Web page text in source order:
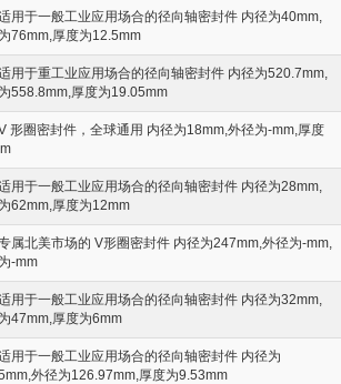
用于一般工业应用场合的径向轴密封件 内径为40mm,
76mm,厚度为12.5mm
用于重工业应用场合的径向轴密封件 内径为520.7mm,
558.8mm,厚度为19.05mm
形圈密封件，全球通用 内径为18mm,外径为-mm,厚度
用于一般工业应用场合的径向轴密封件 内径为28mm,
62mm,厚度为12mm
属北美市场的 V形圈密封件 内径为247mm,外径为-mm,
-mm
用于一般工业应用场合的径向轴密封件 内径为32mm,
47mm,厚度为6mm
用于一般工业应用场合的径向轴密封件 内径为
外径为126.97mm,厚度为9.53mm